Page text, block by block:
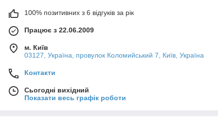
100% позитивних з 6 відгуків за рік
Працює з 22.06.2009
м. Київ
03127, Україна, провулок Коломийський 7, Київ, Україна
Контакти
Сьогодні вихідний
Показати весь графік роботи